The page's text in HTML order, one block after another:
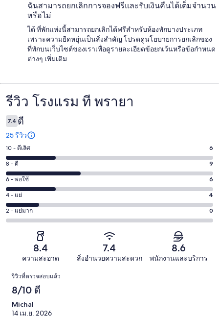
ฉันสามารถยกเลิกการจองฟรีและรับเงินคืนได้เต็มจำนวน
หรือไม่
ได้ ที่พักแห่งนี้สามารถยกเลิกได้ฟรีสำหรับห้องพักบางประเภท
เพราะความยืดหยุ่นเป็นสิ่งสำคัญ โปรดดูนโยบายการยกเลิกของ
ที่พักบนเว็บไซต์ของเราเพื่อดูรายละเอียดข้อยกเว้นหรือข้อกำหนด
ต่างๆ เพิ่มเติม
รีวิว
รีวิว โรงแรม ที พรายา
7.4 ดี
25 รีวิว
คะแนน
10
-
ดี
เลิศ
6
จาก
10 - ดีเลิศ 6
คะแนน
8
-
ดี
9
จาก
8 - ดี 9
คะแนน
6
-
พอใช้
6
6 - พอใช้ 6
คะแนน
4
-
รีวิว
4 - แย่ 4
คะแนน
2
จาก
25
รีวิว
2 - แย่มาก 0
8.4
ความสะอาด
7.4
สิ่งอำนวยความสะดวก
8.6
พนักงานและบริการ
รีวิว
รีวิวที่ตรวจสอบแล้ว
8/10 ดี
Michal
14 เม.ย. 2026